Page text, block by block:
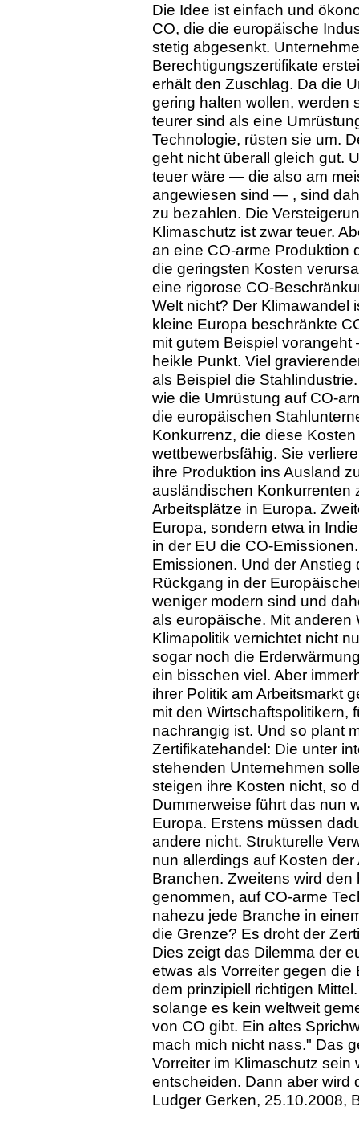
Die Idee ist einfach und
CO, die die europäische
stetig abgesenkt.
Berechtigungszertifikate
erhält den Zuschlag. Da die
gering halten wollen, werden
teurer sind als eine
Technologie, rüsten sie um.
geht nicht überall gleich gut.
teuer wäre — die also am
angewiesen sind — , sind
zu bezahlen. Die
Klimaschutz ist zwar teuer.
an eine CO-arme Produktion
die geringsten Kosten
eine rigorose CO-
Welt nicht? Der Klimawandel
kleine Europa beschränkte
mit gutem Beispiel
heikle Punkt. Viel
als Beispiel die
wie die Umrüstung auf CO-
die europäischen
Konkurrenz, die diese
wettbewerbsfähig. Sie
ihre Produktion ins Ausland
ausländischen Konkurrenten
Arbeitsplätze in Europa.
Europa, sondern etwa in
in der EU die CO-
Emissionen. Und der
Rückgang in der
weniger modern sind und
als europäische. Mit
Klimapolitik vernichtet nicht
sogar noch die
ein bisschen viel. Aber
ihrer Politik am Arbeitsmarkt
mit den Wirtschaftspolitikern,
nachrangig ist. Und so plant
Zertifikatehandel: Die unter
stehenden Unternehmen
steigen ihre Kosten nicht, so
Dummerweise führt das nun
Europa. Erstens müssen
andere nicht. Strukturelle
nun allerdings auf Kosten
Branchen. Zweitens wird
genommen, auf CO-arme
nahezu jede Branche in
die Grenze? Es droht der
Dies zeigt das Dilemma der
etwas als Vorreiter gegen
dem prinzipiell richtigen
solange es kein weltweit
von CO gibt. Ein altes
mach mich nicht nass." Das
Vorreiter im Klimaschutz
entscheiden. Dann aber wird
Ludger Gerken, 25.10.2008,